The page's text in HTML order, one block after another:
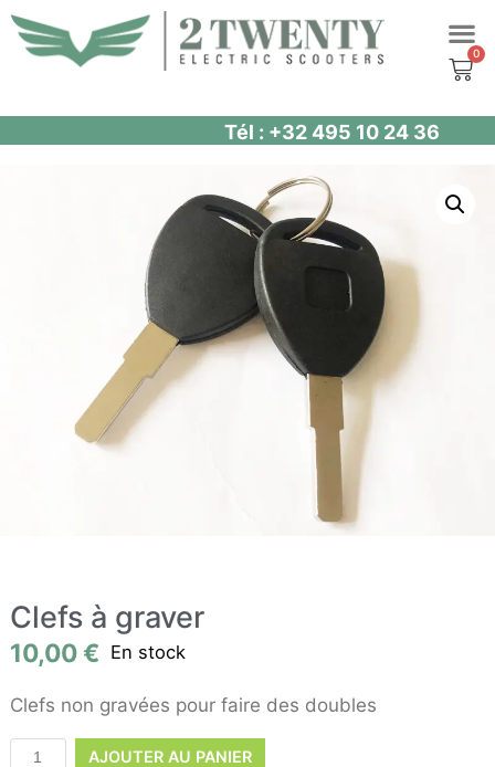
Aller
au
Tél : +32 495 10 24 36
Clefs à graver
10,00€ En stock
Clefs non gravées pour faire des doubles
AJOUTER AU PANIER